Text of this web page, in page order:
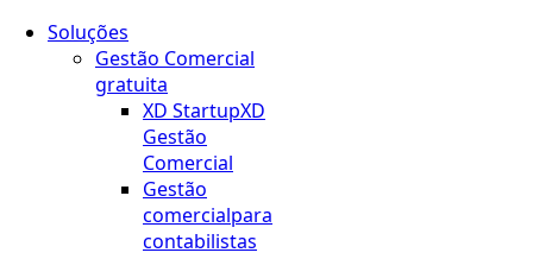
Soluções
Gestão Comercial
gratuita
XD StartupXD
Gestão
Comercial
Gestão
comercialpara
contabilistas